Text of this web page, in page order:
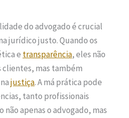
do advogado é crucial
jurídico justo. Quando os
e transparência, eles não
clientes, mas também
justiça. A má prática pode
tanto profissionais
apenas o advogado, mas